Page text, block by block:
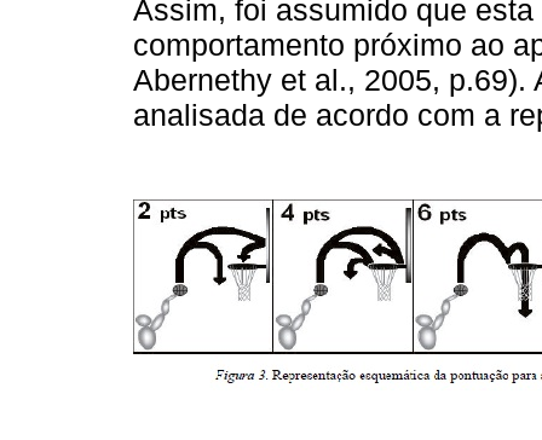
Assim, foi assumido que
comportamento próximo ao
Abernethy et al., 2005,
analisada de acordo com a